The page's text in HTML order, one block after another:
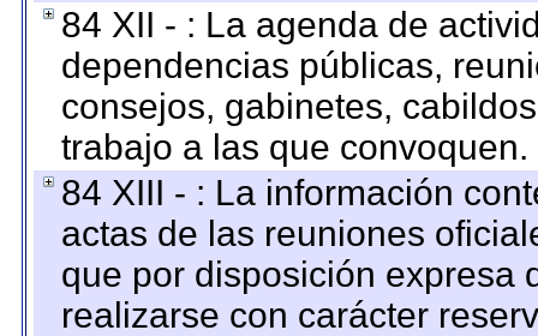
84 XII - : La agenda de
dependencias públicas,
consejos, gabinetes,
trabajo a las que convoquen.
84 XIII - : La información
actas de las reuniones
que por disposición expresa
realizarse con carácter